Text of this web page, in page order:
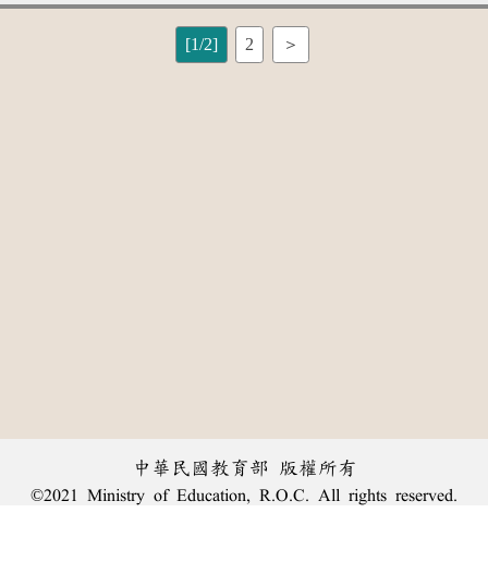
[1/2] 2 ＞
中華民國教育部 版權所有
©2021 Ministry of Education, R.O.C. All rights reserved.